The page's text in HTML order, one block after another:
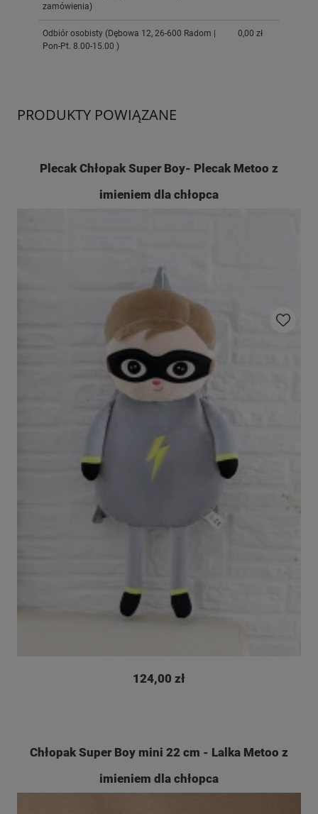
zamówienia)
Odbiór osobisty (Dębowa 12, 26-600 Radom |
Pon-Pt. 8.00-15.00 )
0,00 zł
PRODUKTY POWIĄZANE
Plecak Chłopak Super Boy- Plecak Metoo z
imieniem dla chłopca
124,00 zł
Do
Chłopak Super Boy mini 22 cm - Lalka Metoo z
imieniem dla chłopca